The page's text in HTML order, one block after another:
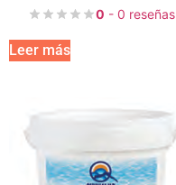
0 - 0 reseñas
Leer más